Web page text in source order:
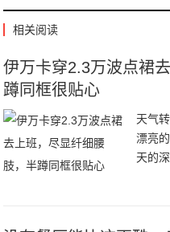
相关阅读
伊万卡穿2.3万波点裙
蹲同框很贴心
天气
漂亮
天的
跟鞋